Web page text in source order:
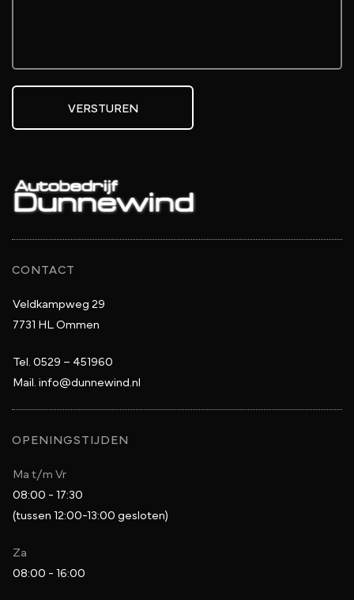
VERSTUREN
CONTACT
Veldkampweg 29
7731 HL Ommen
Tel. 0529 – 451960
Mail. info@dunnewind.nl
OPENINGSTIJDEN
Ma t/m Vr
08:00 - 17:30
(tussen 12:00-13:00 gesloten)
Za
08:00 - 16:00